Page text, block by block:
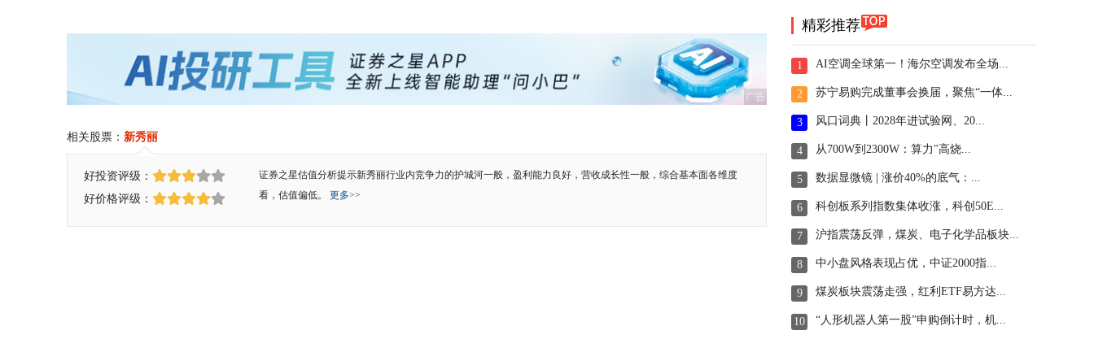
广告
相关股票： 新秀丽
好投资评级：
好价格评级：
证券之星估值分析提示新秀丽行业内竞争力的护城河一般，盈利能力良好，营收成长性一般，综合基本面各维度
看，估值偏低。 更多>>
精彩推荐
1 AI空调全球第一！海尔空调发布全场...
2 苏宁易购完成董事会换届，聚焦“一体...
3 风口词典丨2028年进试验网、20...
4 从700W到2300W：算力"高烧...
5 数据显微镜 | 涨价40%的底气：...
6 科创板系列指数集体收涨，科创50E...
7 沪指震荡反弹，煤炭、电子化学品板块...
8 中小盘风格表现占优，中证2000指...
9 煤炭板块震荡走强，红利ETF易方达...
10 “人形机器人第一股”申购倒计时，机...